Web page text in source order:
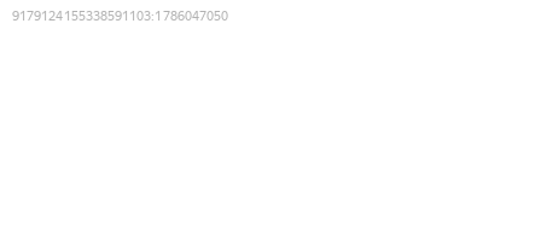
9179124155338591103:1786047050